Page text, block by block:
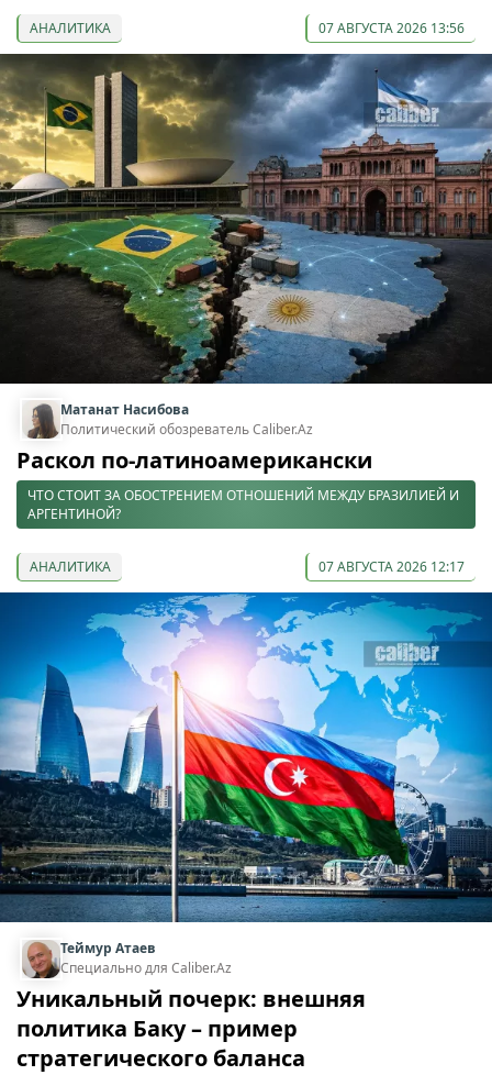
АНАЛИТИКА 07 АВГУСТА 2026 13:56
Матанат Насибова
Политический обозреватель Caliber.Az
Раскол по-латиноамерикански
ЧТО СТОИТ ЗА ОБОСТРЕНИЕМ ОТНОШЕНИЙ МЕЖДУ БРАЗИЛИЕЙ И
АРГЕНТИНОЙ?
АНАЛИТИКА 07 АВГУСТА 2026 12:17
Теймур Атаев
Специально для Caliber.Az
Уникальный почерк: внешняя
политика Баку – пример
стратегического баланса